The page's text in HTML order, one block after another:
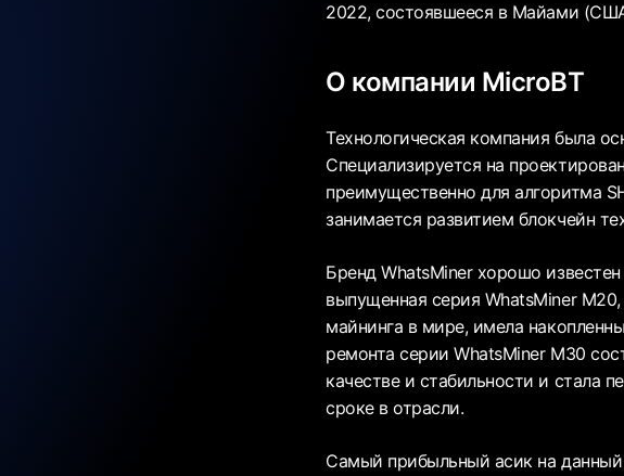
2022, состоявшееся в Майами
О компании MicroBT
Технологическая компания была
Специализируется на
преимущественно для алгоритма
занимается развитием блокчейн
Бренд WhatsMiner хорошо
выпущенная серия WhatsMiner
майнинга в мире, имела
ремонта серии WhatsMiner M30
качестве и стабильности и стала
сроке в отрасли.
Самый прибыльный асик на